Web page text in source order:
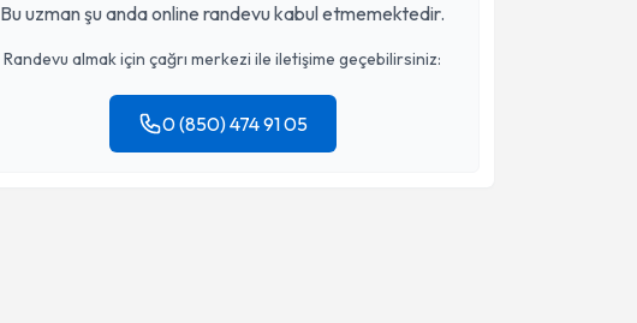
Bu uzman şu anda online randevu kabul etmemektedir.
Randevu almak için çağrı merkezi ile iletişime geçebilirsiniz:
0 (850) 474 91 05